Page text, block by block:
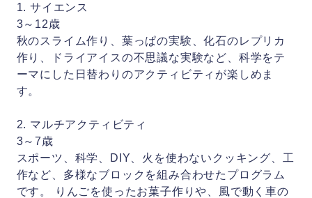
1. サイエンス
3～12歳
秋のスライム作り、葉っぱの実験、化石のレプリカ
作り、ドライアイスの不思議な実験など、科学をテ
ーマにした日替わりのアクティビティが楽しめま
す。
2. マルチアクティビティ
3～7歳
スポーツ、科学、DIY、火を使わないクッキング、工
作など、多様なブロックを組み合わせたプログラム
です。 りんごを使ったお菓子作りや、風で動く車の